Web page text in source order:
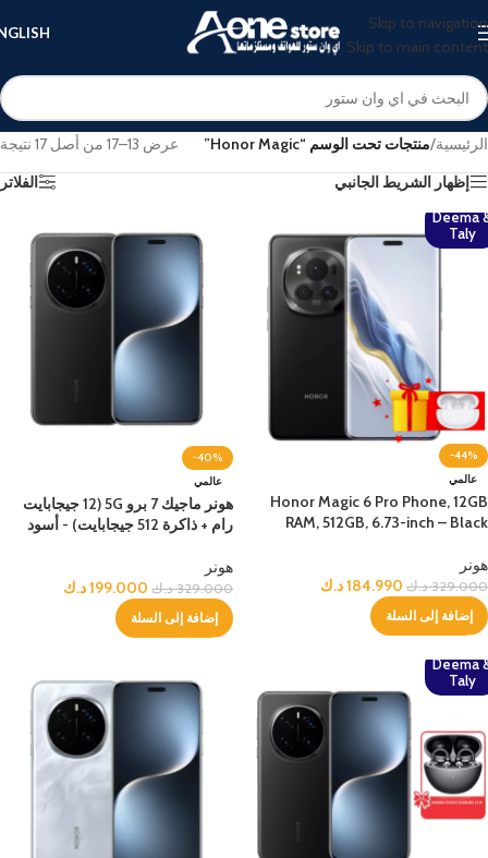
Skip to navigation
Skip to main content
الرئيسية/منتجات تحت الوسم “Honor Magic”
عرض 13–17 من أصل 17 نتيجة
إظهار الشريط الجانبي
الفلاتر
Deema
Taly
-44%
عالمي
Honor Magic 6 Pro Phone, 12GB
RAM, 512GB, 6.73-inch – Black
هونر
329.000 د.ك 184.990د.ك
إضافة إلى السلة
-40%
عالمي
هونر ماجيك 7 برو 5G (12 جيجابايت
رام + ذاكرة 512 جيجابايت) - أسود
هونر
329.000 د.ك 199.000د.ك
إضافة إلى السلة
Deema
Taly